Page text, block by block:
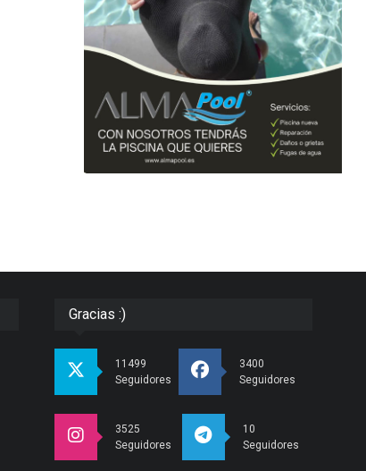
Gracias :)
11499
Seguidores
3400
Seguidores
3525
Seguidores
10
Seguidores